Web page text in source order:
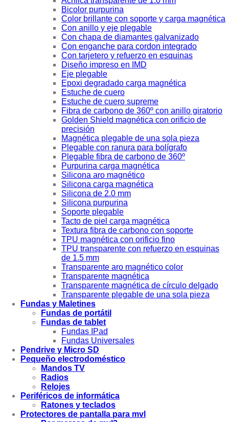
Bicolor purpurina
Color brillante con soporte y carga magnética
Con anillo y eje plegable
Con chapa de diamantes galvanizado
Con enganche para cordon integrado
Con tarjetero y refuerzo en esquinas
Diseño impreso en IMD
Eje plegable
Epoxi degradado carga magnética
Estuche de cuero
Estuche de cuero supreme
Fibra de carbono de 360º con anillo giratorio
Golden Shield magnética con orificio de
precisión
Magnética plegable de una sola pieza
Plegable con ranura para bolígrafo
Plegable fibra de carbono de 360º
Purpurina carga magnética
Silicona aro magnético
Silicona carga magnética
Silicona de 2.0 mm
Silicona purpurina
Soporte plegable
Tacto de piel carga magnética
Textura fibra de carbono con soporte
TPU magnética con orificio fino
TPU transparente con refuerzo en esquinas
de 1.5 mm
Transparente aro magnético color
Transparente magnética
Transparente magnética de círculo delgado
Transparente plegable de una sola pieza
Fundas y Maletines
Fundas de portátil
Fundas de tablet
Fundas IPad
Fundas Universales
Pendrive y Micro SD
Pequeño electrodoméstico
Mandos TV
Radios
Relojes
Periféricos de informática
Ratones y teclados
Protectores de pantalla para mvl